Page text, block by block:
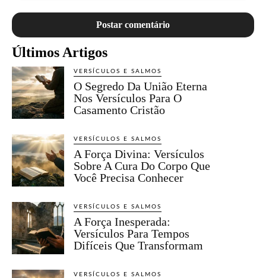
Últimos Artigos
VERSÍCULOS E SALMOS
O Segredo Da União Eterna
Nos Versículos Para O
Casamento Cristão
VERSÍCULOS E SALMOS
A Força Divina: Versículos
Sobre A Cura Do Corpo Que
Você Precisa Conhecer
VERSÍCULOS E SALMOS
A Força Inesperada:
Versículos Para Tempos
Difíceis Que Transformam
VERSÍCULOS E SALMOS